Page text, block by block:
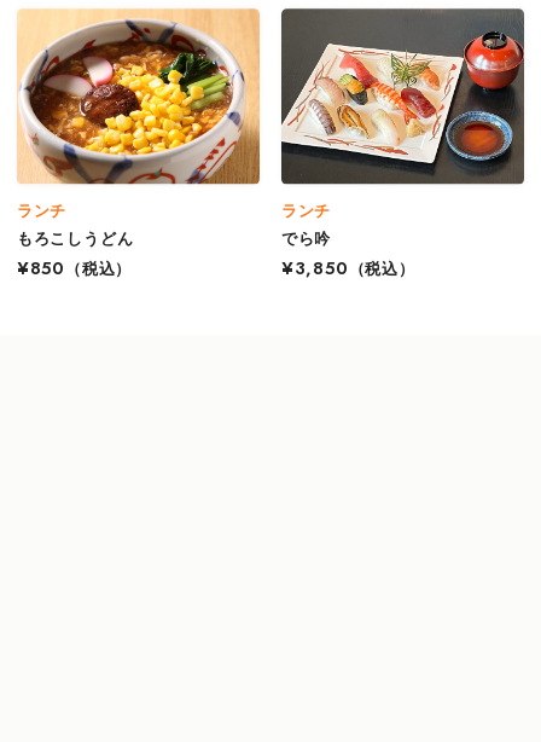
ランチ
もろこしうどん
¥850
（税込）
ランチ
でら吟
¥3,850
（税込）